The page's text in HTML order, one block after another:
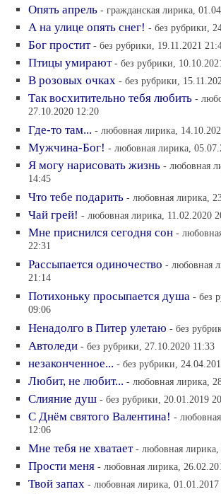
Опять апрель - гражданская лирика,
А на улице опять снег! - без рубрики,
Бог простит - без рубрики, 19.11.2021
Птицы умирают - без рубрики,
В розовых очках - без рубрики,
Так восхитительно тебя любить -
27.10.2020 12:20
Где-то там... - любовная лирика,
Мужчина-Бог! - любовная лирика,
Я могу нарисовать жизнь - любовная
14:45
Что тебе подарить - любовная лирика,
Чай грей! - любовная лирика, 11.02.2020
Мне приснился сегодня сон -
22:31
Рассыпается одиночество - любовная
21:14
Потихоньку просыпается душа - без
09:06
Ненадолго в Питер улетаю - без
Автоледи - без рубрики, 27.10.2020 11:33
незаконченное... - без рубрики,
Любит, не любит... - любовная лирика,
Слияние душ - без рубрики, 20.01.2019
С Днём святого Валентина! -
12:06
Мне тебя не хватает - любовная
Прости меня - любовная лирика,
Твой запах - любовная лирика, 01.01.2017